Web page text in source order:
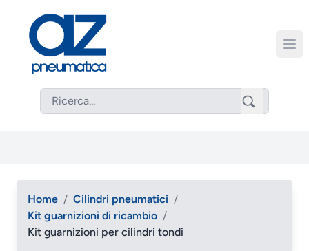
Home / Cilindri pneumatici /
Kit guarnizioni di ricambio /
Kit guarnizioni per cilindri tondi